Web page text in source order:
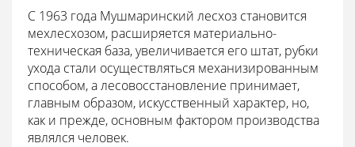
С 1963 года Мушмаринский лесхоз становится
мехлесхозом, расширяется материально-
техническая база, увеличивается его штат, рубки
ухода стали осуществляться механизированным
способом, а лесовосстановление принимает,
главным образом, искусственный характер, но,
как и прежде, основным фактором производства
являлся человек.